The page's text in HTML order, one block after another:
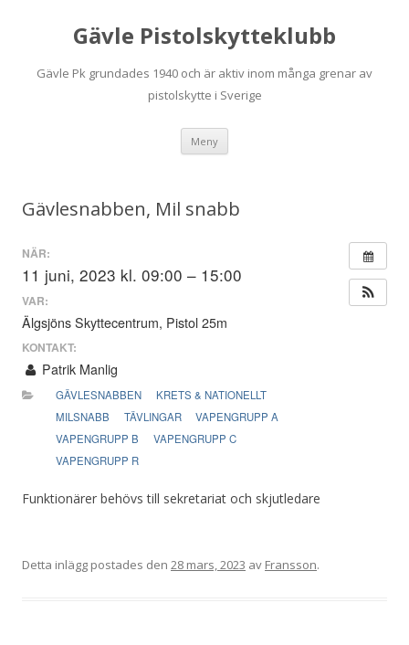
Gävle Pistolskytteklubb
Gävle Pk grundades 1940 och är aktiv inom många grenar av
pistolskytte i Sverige
Meny
Gävlesnabben, Mil snabb
NÄR:
11 juni, 2023 kl. 09:00 – 15:00
VAR:
Älgsjöns Skyttecentrum, Pistol 25m
KONTAKT:
Patrik Manlig
GÄVLESNABBEN
KRETS & NATIONELLT
MILSNABB
TÄVLINGAR
VAPENGRUPP A
VAPENGRUPP B
VAPENGRUPP C
VAPENGRUPP R
Funktionärer behövs till sekretariat och skjutledare
Detta inlägg postades den 28 mars, 2023 av Fransson.